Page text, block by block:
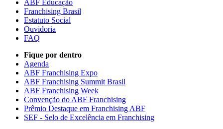
ABF Educação
Franchising Brasil
Estatuto Social
Ouvidoria
FAQ
Fique por dentro
Agenda
ABF Franchising Expo
ABF Franchising Summit Brasil
ABF Franchising Week
Convenção do ABF Franchising
Prêmio Destaque em Franchising ABF
SEF - Selo de Excelência em Franchising